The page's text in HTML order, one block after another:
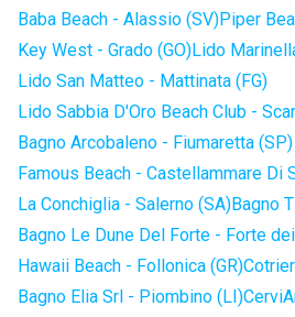
Baba Beach - Alassio (SV)Piper
Key West - Grado (GO)Lido
Lido San Matteo - Mattinata (FG)
Lido Sabbia D'Oro Beach Club -
Bagno Arcobaleno - Fiumaretta (SP)
Famous Beach - Castellammare Di
La Conchiglia - Salerno (SA)Bagno
Bagno Le Dune Del Forte - Forte
Hawaii Beach - Follonica (GR)
Bagno Elia Srl - Piombino (LI)